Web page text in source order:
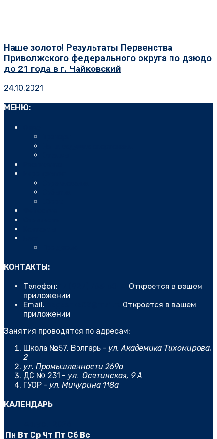
Наше золото! Результаты Первенства
Приволжского федерального округа по дзюдо
до 21 года в г. Чайковский
24.10.2021
МЕНЮ:
КОНТАКТЫ:
Телефон:
Откроется в вашем
приложении
Email:
Откроется в вашем
приложении
Занятия проводятся по адресам:
Школа №57, Волгарь - ул. Академика Тихомирова,
2
ул. Промышленности 269а
ДС № 231 - ул. Осетинская, 9 А
ГУОР - ул. Мичурина 118а
КАЛЕНДАРЬ
Пн Вт Ср Чт Пт Сб Вс